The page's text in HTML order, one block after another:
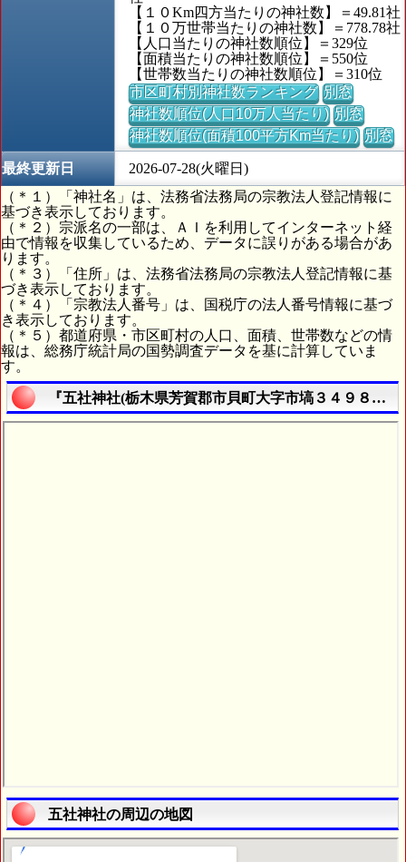
【１０Km四方当たりの神社数】＝49.81社
【１０万世帯当たりの神社数】＝778.78社
【人口当たりの神社数順位】＝329位
【面積当たりの神社数順位】＝550位
【世帯数当たりの神社数順位】＝310位
市区町村別神社数ランキング 別窓
神社数順位(人口10万人当たり) 別窓
神社数順位(面積100平方Km当たり) 別窓
最終更新日
2026-07-28(火曜日)
（＊１）「神社名」は、法務省法務局の宗教法人登記情報に
基づき表示しております。
（＊２）宗派名の一部は、ＡＩを利用してインターネット経
由で情報を収集しているため、データに誤りがある場合があ
ります。
（＊３）「住所」は、法務省法務局の宗教法人登記情報に基
づき表示しております。
（＊４）「宗教法人番号」は、国税庁の法人番号情報に基づ
き表示しております。
（＊５）都道府県・市区町村の人口、面積、世帯数などの情
報は、総務庁統計局の国勢調査データを基に計算していま
す。
『五社神社(栃木県芳賀郡市貝町大字市塙３４９８番
五社神社の周辺の地図